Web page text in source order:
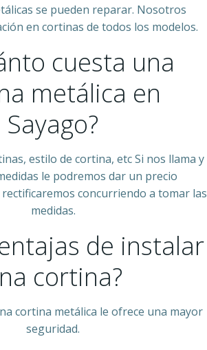
se pueden reparar. Nosotros
en cortinas de todos los modelos.
cuesta una
metálica en
Sayago?
estilo de cortina, etc Si nos llama y
le podremos dar un precio
concurriendo a tomar las
medidas.
de instalar
cortina?
cortina metálica le ofrece una mayor
seguridad.